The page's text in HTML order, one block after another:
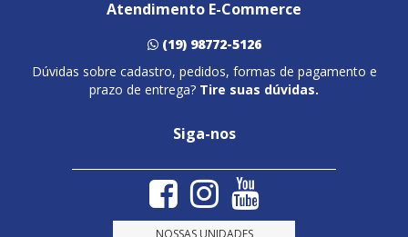
Atendimento E-Commerce
(19) 98772-5126
Dúvidas sobre cadastro, pedidos, formas de pagamento e
prazo de entrega? Tire suas dúvidas.
Siga-nos